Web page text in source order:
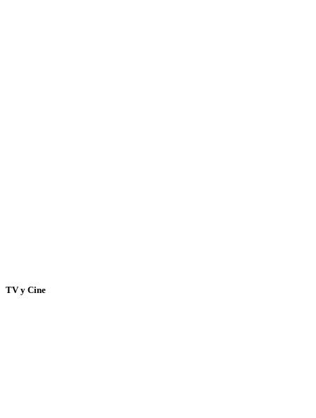
TV y Cine